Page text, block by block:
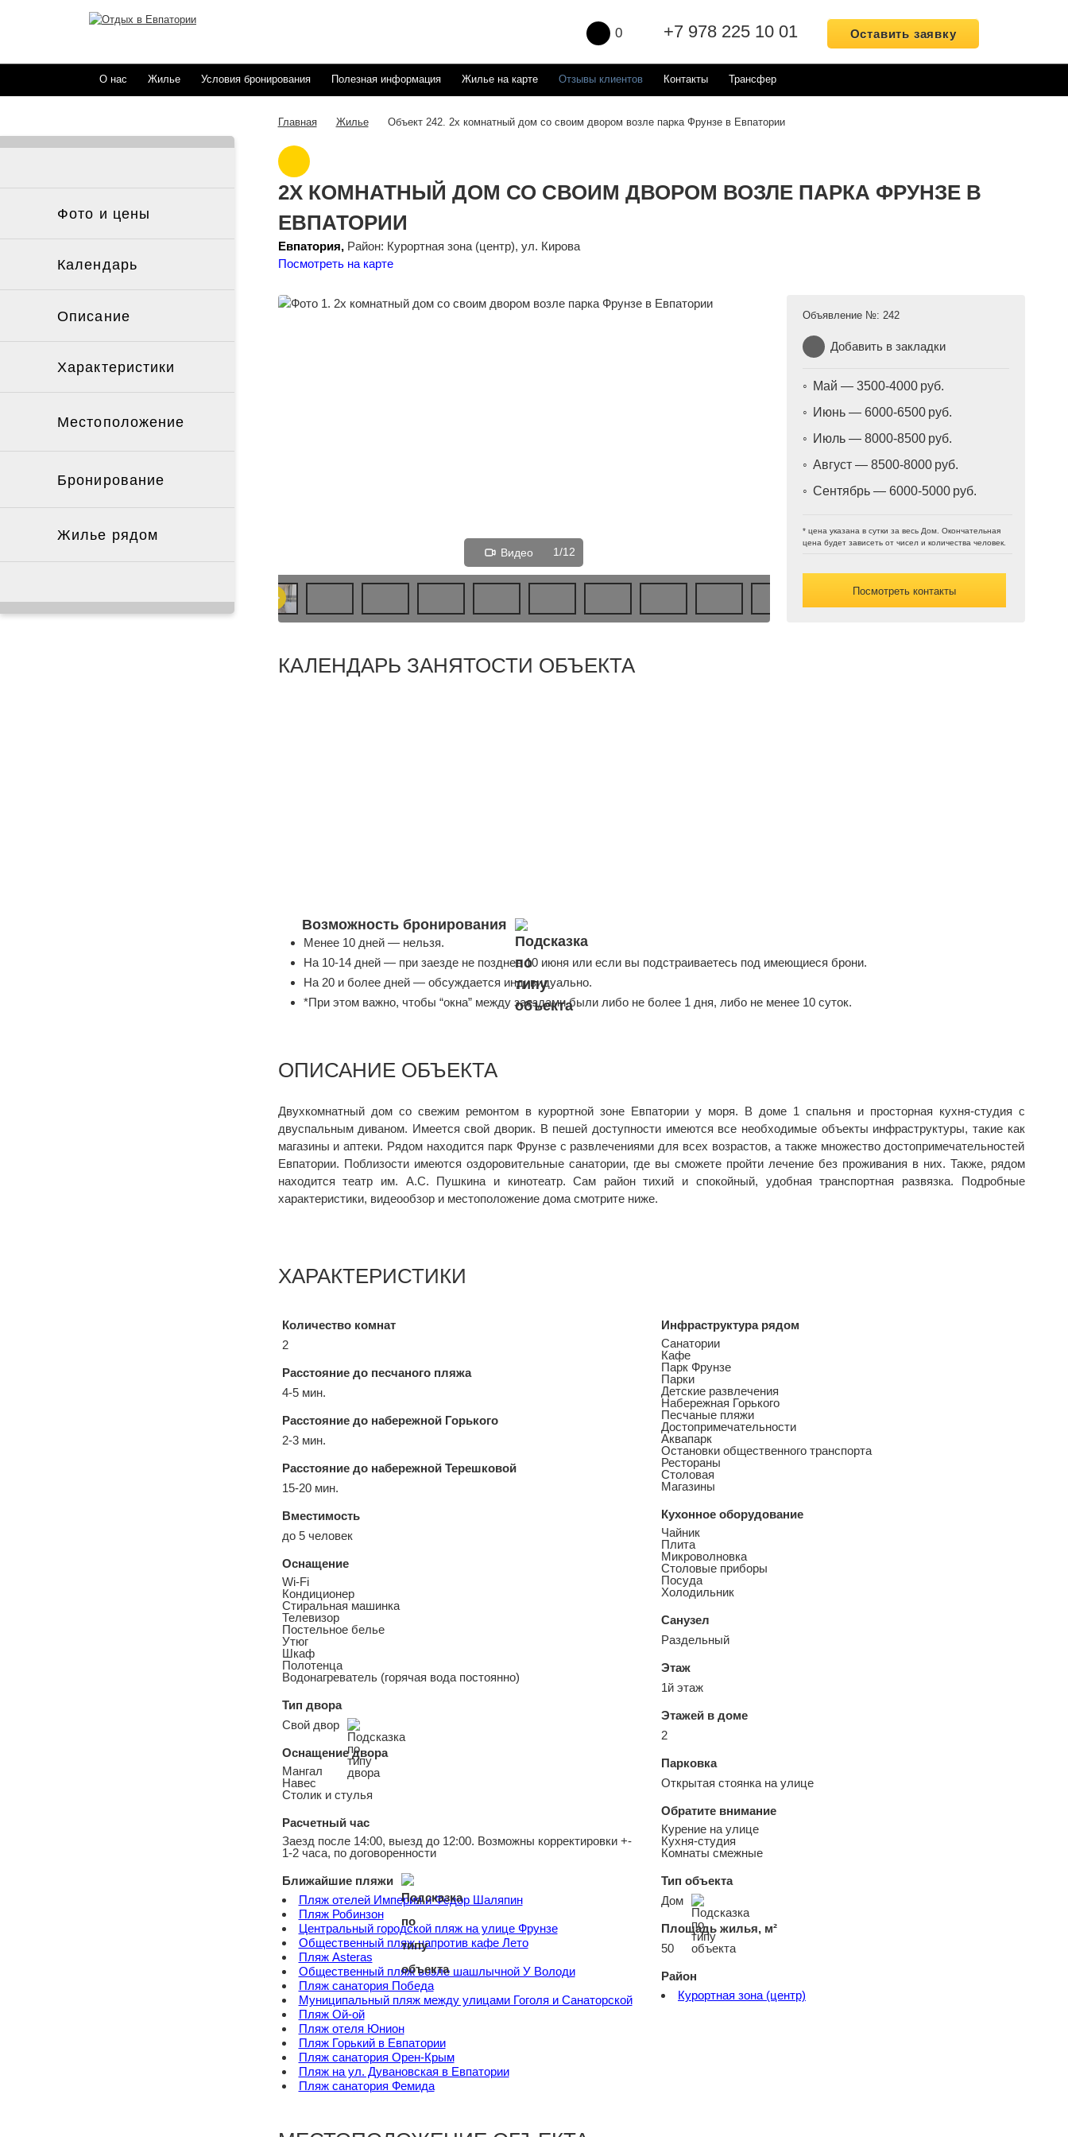
Оставить заявку
+7 978 225 10 01
0
О нас Жилье Условия бронирования Полезная информация Жилье на карте Отзывы клиентов Контакты Трансфер
Фото и цены
Календарь
Описание
Характеристики
Местоположение
Бронирование
Жилье рядом
Главная Жилье Объект 242. 2х комнатный дом со своим двором возле парка Фрунзе в Евпатории
2Х КОМНАТНЫЙ ДОМ СО СВОИМ ДВОРОМ ВОЗЛЕ ПАРКА ФРУНЗЕ В
ЕВПАТОРИИ
Евпатория,Район: Курортная зона (центр), ул. Кирова
Посмотреть на карте
Видео 1/12
Объявление №: 242
Добавить в закладки
Май — 3500-4000
Июнь — 6000-6500
Июль — 8000-8500
Август — 8500-8000
Сентябрь — 6000-5000
* цена указана в сутки за весь Дом. Окончательная
цена будет зависеть от чисел и количества человек.
Посмотреть контакты
КАЛЕНДАРЬ ЗАНЯТОСТИ ОБЪЕКТА
Возможность бронирования
Менее 10 дней — нельзя.
На 10-14 дней — при заезде не позднее 10 июня или если вы подстраиваетесь под имеющиеся брони.
На 20 и более дней — обсуждается индивидуально.
*При этом важно, чтобы “окна” между заездами были либо не более 1 дня, либо не менее 10 суток.
ОПИСАНИЕ ОБЪЕКТА
Двухкомнатный дом со свежим ремонтом в курортной зоне Евпатории у моря. В доме 1 спальня и просторная кухня-студия с
двуспальным диваном. Имеется свой дворик. В пешей доступности имеются все необходимые объекты инфраструктуры, такие как
магазины и аптеки. Рядом находится парк Фрунзе с развлечениями для всех возрастов, а также множество достопримечательностей
Евпатории. Поблизости имеются оздоровительные санатории, где вы сможете пройти лечение без проживания в них. Также, рядом
находится театр им. А.С. Пушкина и кинотеатр. Сам район тихий и спокойный, удобная транспортная развязка. Подробные
характеристики, видеообзор и местоположение дома смотрите ниже.
ХАРАКТЕРИСТИКИ
Количество комнат
2
Расстояние до песчаного пляжа
4-5 мин.
Расстояние до набережной Горького
2-3 мин.
Расстояние до набережной Терешковой
15-20 мин.
Вместимость
до 5 человек
Оснащение
Wi-Fi
Кондиционер
Стиральная машинка
Телевизор
Постельное белье
Утюг
Шкаф
Полотенца
Водонагреватель (горячая вода постоянно)
Тип двора
Свой двор
Оснащение двора
Мангал
Навес
Столик и стулья
Расчетный час
Заезд после 14:00, выезд до 12:00. Возможны корректировки +-
1-2 часа, по договоренности
Ближайшие пляжи
Пляж отелей Империя и Федор Шаляпин
Пляж Робинзон
Центральный городской пляж на улице Фрунзе
Общественный пляж напротив кафе Лето
Пляж Asteras
Общественный пляж возле шашлычной У Володи
Пляж санатория Победа
Муниципальный пляж между улицами Гоголя и Санаторской
Пляж Ой-ой
Пляж отеля Юнион
Пляж Горький в Евпатории
Пляж санатория Орен-Крым
Пляж на ул. Дувановская в Евпатории
Пляж санатория Фемида
Инфраструктура рядом
Санатории
Кафе
Парк Фрунзе
Парки
Детские развлечения
Набережная Горького
Песчаные пляжи
Достопримечательности
Аквапарк
Остановки общественного транспорта
Рестораны
Столовая
Магазины
Кухонное оборудование
Чайник
Плита
Микроволновка
Столовые приборы
Посуда
Холодильник
Санузел
Раздельный
Этаж
1й этаж
Этажей в доме
2
Парковка
Открытая стоянка на улице
Обратите внимание
Курение на улице
Кухня-студия
Комнаты смежные
Тип объекта
Дом
Площадь жилья, м²
50
Район
Курортная зона (центр)